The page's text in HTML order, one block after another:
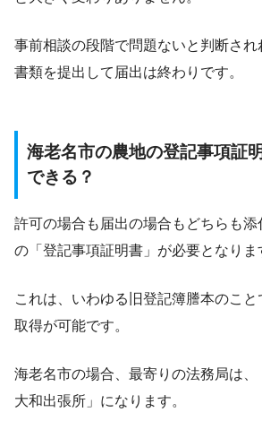
事前相談の段階で問題ないと判断さ
書類を提出して届出は終わりです。
海老名市の農地の登記事項証
できる？
許可の場合も届出の場合もどちらも
の「登記事項証明書」が必要となりま
これは、いわゆる旧登記簿謄本のこ
取得が可能です。
海老名市の場合、最寄りの法務局は、
大和出張所」になります。